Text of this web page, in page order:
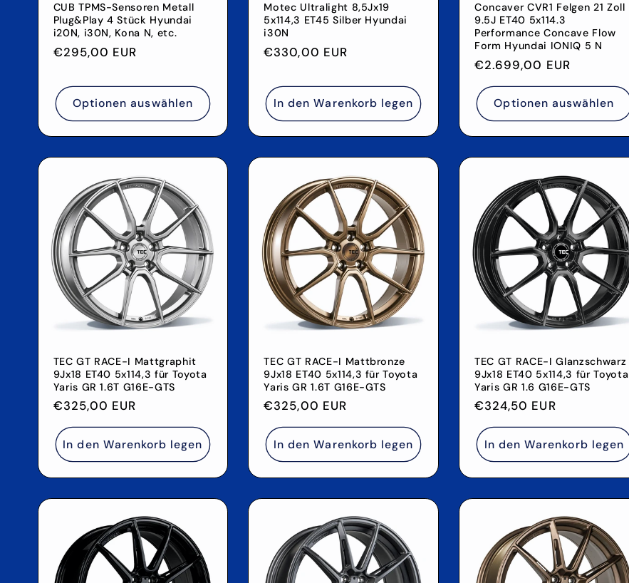
CUB TPMS-Sensoren Metall
Plug&Play 4 Stück Hyundai
i20N, i30N, Kona N, etc.
Normaler
€295,00 EUR
Optionen auswählen
Motec Ultralight 8,5Jx19
5x114,3 ET45 Silber Hyundai
i30N
Normaler
€330,00 EUR
In den Warenkorb legen
Concaver CVR1 Felgen 21 Zoll
9.5J ET40 5x114.3
Performance Concave Flow
Form Hyundai IONIQ 5 N
Normaler
Preis
€2.699,00 EUR
Optionen auswählen
TEC GT RACE-I Mattgraphit
9Jx18 ET40 5x114,3 für Toyota
Yaris GR 1.6T G16E-GTS
Normaler
Preis
€325,00 EUR
In den Warenkorb legen
TEC GT RACE-I Mattbronze
9Jx18 ET40 5x114,3 für Toyota
Yaris GR 1.6T G16E-GTS
Normaler
Preis
€325,00 EUR
In den Warenkorb legen
TEC GT RACE-I Glanzschwarz
9Jx18 ET40 5x114,3 für Toyota
Yaris GR 1.6 G16E-GTS
Normaler
Preis
€324,50 EUR
In den Warenkorb legen